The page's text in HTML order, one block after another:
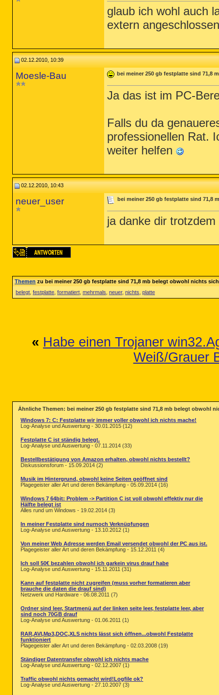
glaub ich wohl auch
extern
02.12.2010, 10:39
Moesle-Bau bei meiner 250 gb festplatte sind 71,8
Ja das ist im PC-
Falls du da
professionellen Rat.
weiter helfen
02.12.2010, 10:43
neuer_user bei meiner 250 gb festplatte sind 71,8
ja danke dir
Themenzu bei meiner 250 gb festplatte sind 71,8 mb belegt obwohl nichts
belegt festplatte formatiert mehrmals neuer, nichts platte
« Habe einen Trojaner
Weiß/Grauer
Ähnliche Themen: bei meiner 250 gb festplatte sind 71,8 mb belegt obwohl
Windows 7: C: Festplatte wir immer voller obwohl ich nichts mache!
Log-Analyse und Auswertung - 30.01.2015 (12)
Festplatte C ist ständig belegt.
Log-Analyse und Auswertung - 07.11.2014 (33)
Bestellbestätigung von Amazon erhalten, obwohl nichts bestellt?
Diskussionsforum - 15.09.2014 (2)
Musik im Hintergrund, obwohl keine Seiten geöffnet sind
Plagegeister aller Art und deren Bekämpfung - 05.09.2014 (16)
Windows 7 64bit: Problem -> Partition C ist voll obwohl effektiv nur die
Hälfte belegt ist
Alles rund um Windows - 19.02.2014 (3)
In meiner Festplatte sind nurnoch Verknüpfungen
Log-Analyse und Auswertung - 13.10.2012 (1)
Von meiner Web Adresse werden Email versendet obwohl der PC aus ist.
Plagegeister aller Art und deren Bekämpfung - 15.12.2011 (4)
Ich soll 50€ bezahlen obwohl ich garkein virus drauf habe
Log-Analyse und Auswertung - 15.11.2011 (31)
Kann auf festplatte nicht zugreifen (muss vorher formatieren aber
brauche die daten die drauf sind)
Netzwerk und Hardware - 06.08.2011 (7)
Ordner sind leer, Startmenü auf der linken seite leer, festplatte leer, aber
sind noch 70GB drauf
Log-Analyse und Auswertung - 01.06.2011 (1)
RAR,AVI,Mp3,DOC,XLS nichts lässt sich öffnen...obwohl Festplatte
funktioniert
Plagegeister aller Art und deren Bekämpfung - 02.03.2008 (19)
Ständiger Datentransfer obwohl ich nichts mache
Log-Analyse und Auswertung - 02.12.2007 (1)
Traffic obwohl nichts gemacht wird!Logfile ok?
Log-Analyse und Auswertung - 27.10.2007 (3)